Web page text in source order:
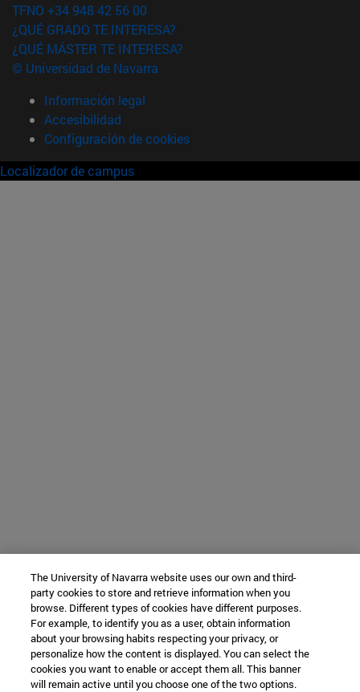
TFNO +34 948 42 56 00
¿QUÉ GRADO TE INTERESA?
¿QUÉ MÁSTER TE INTERESA?
© Universidad de Navarra
Información legal
Accesibilidad
Configuración de cookies
Localizador de campus
The University of Navarra website uses our own and third-
party cookies to store and retrieve information when you
browse. Different types of cookies have different purposes.
For example, to identify you as a user, obtain information
about your browsing habits respecting your privacy, or
personalize how the content is displayed. You can select the
cookies you want to enable or accept them all. This banner
will remain active until you choose one of the two options.